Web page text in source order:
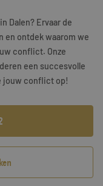
Dalen? Ervaar de
en ontdek waarom we
conflict. Onze
een succesvolle
jouw conflict op!